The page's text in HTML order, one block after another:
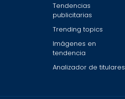
Tendencias
publicitarias
Trending topics
Imágenes en
tendencia
Analizador de titulares